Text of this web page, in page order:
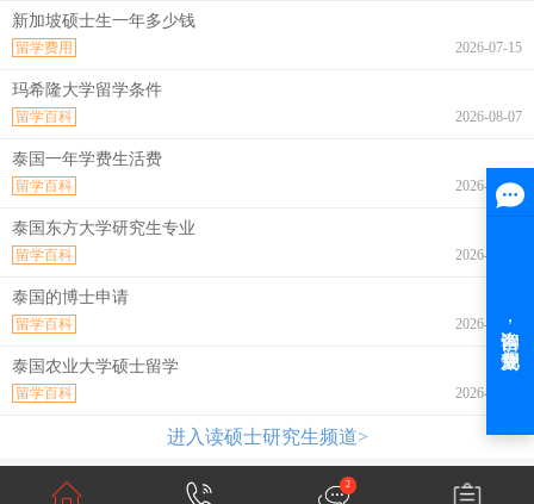
新加坡硕士生一年多少钱
2026-07-15
留学费用
玛希隆大学留学条件
2026-08-07
留学百科
泰国一年学费生活费
2026-08-07
留学百科
泰国东方大学研究生专业
2026-08-07
留学百科
泰国的博士申请
2026-08-07
留学百科
泰国农业大学硕士留学
2026-08-07
留学百科
进入读硕士研究生频道>
2